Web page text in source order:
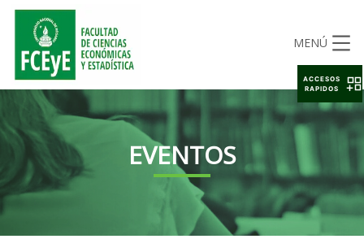
MENÚ
EVENTOS
ACCESOS
RAPIDOS